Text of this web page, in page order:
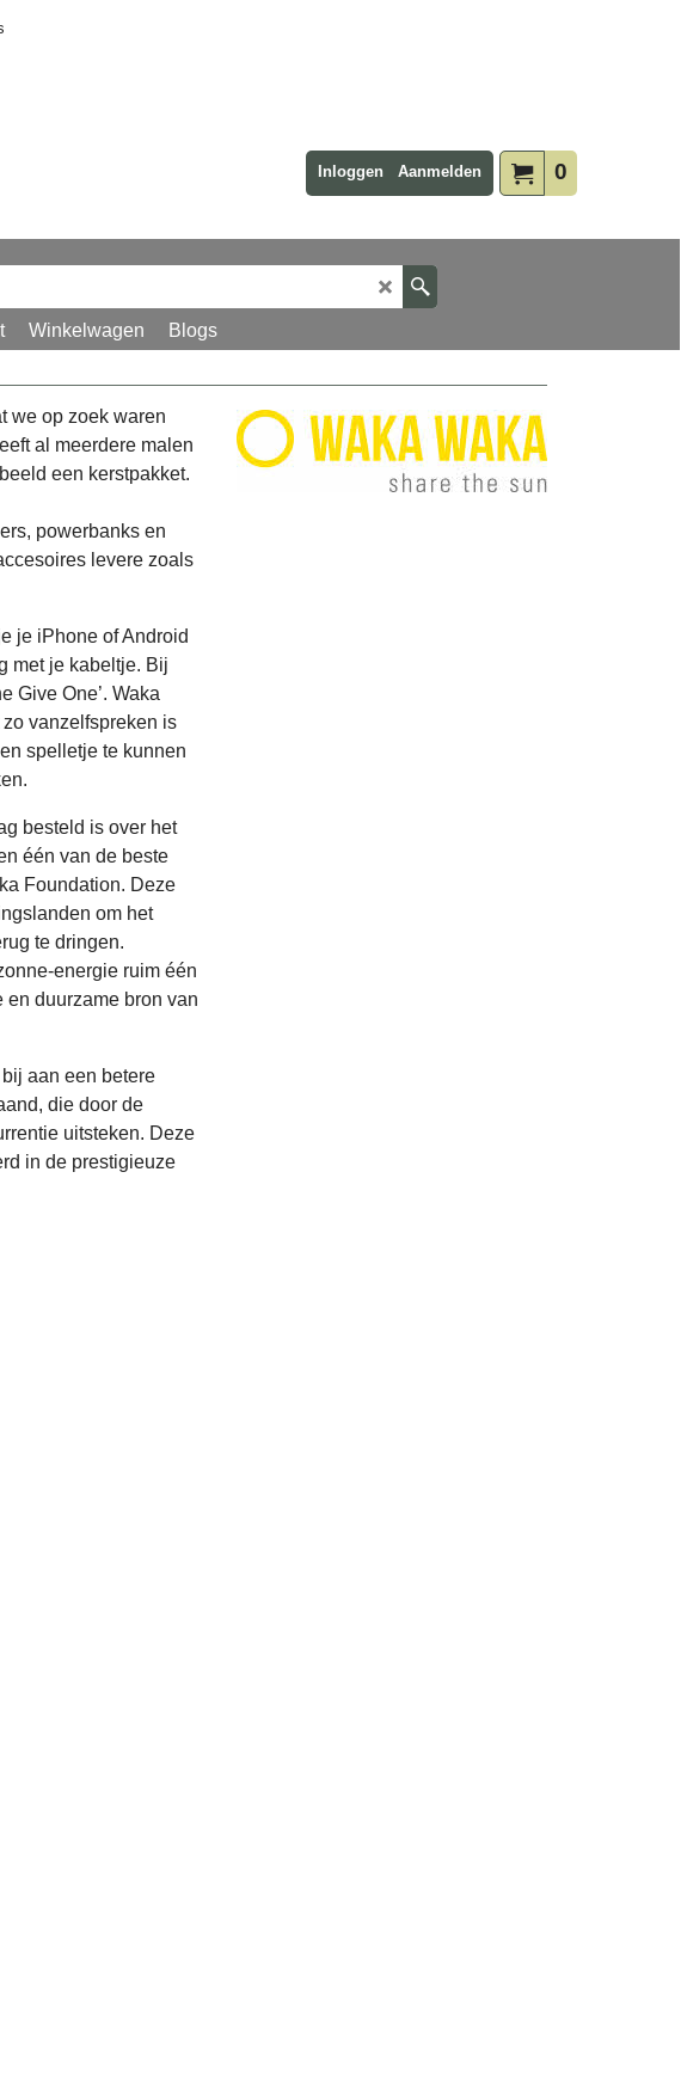
0
Inloggen Aanmelden
Winkelwagen Blogs
we op zoek waren
al meerdere malen
een kerstpakket.
powerbanks en
levere zoals
je iPhone of Android
met je kabeltje. Bij
Give One’. Waka
vanzelfspreken is
spelletje te kunnen
besteld is over het
één van de beste
Foundation. Deze
om het
te dringen.
energie ruim één
duurzame bron van
aan een betere
die door de
uitsteken. Deze
in de prestigieuze